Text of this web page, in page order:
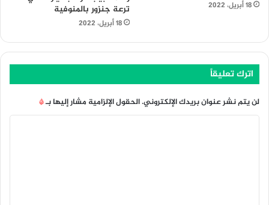
18 أبريل، 2022
ترعة جنزور بالمنوفية
18 أبريل، 2022
اترك تعليقاً
لن يتم نشر عنوان بريدك الإلكتروني.الحقول الإلزامية مشار إليها بـ*